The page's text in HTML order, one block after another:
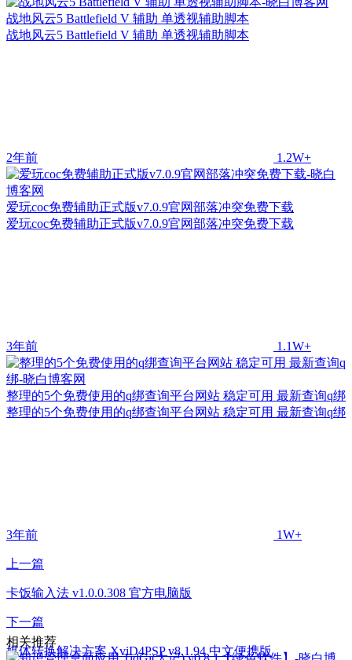
战地风云5 Battlefield V 辅助 单透视辅助脚本
战地风云5 Battlefield V 辅助 单透视辅助脚本
2年前 1.2W+
爱玩coc免费辅助正式版v7.0.9官网部落冲突免费下载
爱玩coc免费辅助正式版v7.0.9官网部落冲突免费下载
3年前 1.1W+
整理的5个免费使用的q绑查询平台网站 稳定可用 最新查询q绑
整理的5个免费使用的q绑查询平台网站 稳定可用 最新查询q绑
3年前 1W+
上一篇
卡饭输入法 v1.0.0.308 官方电脑版
下一篇
媒体转换解决方案 XviD4PSP v8.1.94 中文便携版
相关推荐